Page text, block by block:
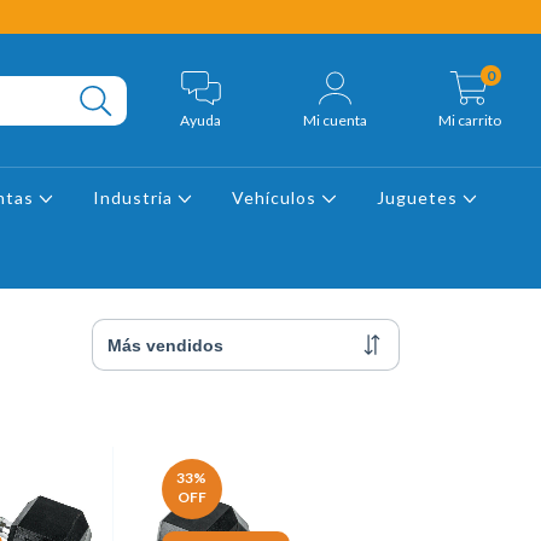
Ayuda Mi cuenta Mi carrito
0
Industria Vehículos Juguetes
33%
OFF